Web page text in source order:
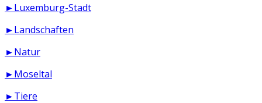
►Luxemburg-Stadt
►Landschaften
►Natur
►Moseltal
►Tiere